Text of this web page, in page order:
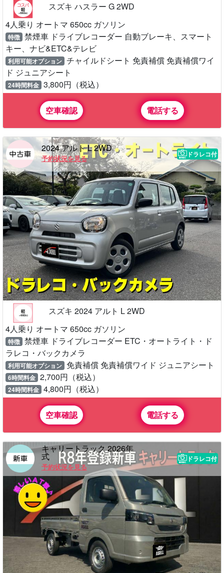
スズキ ハスラー G 2WD
4人乗り オートマ 650cc ガソリン
特徴 禁煙車 ドライブレコーダー 自動ブレーキ、スマート
キー、ナビ&ETC&テレビ
利用可能オプション チャイルドシート 免責補償 免責補償ワイ
ド ジュニアシート
24時間料金 3,800円（税込）
空車確認 電話する
2024 アルト L 2WD
予約状況を見る
ドラレコ付
スズキ 2024 アルト L 2WD
4人乗り オートマ 650cc ガソリン
特徴 禁煙車 ドライブレコーダー ETC・オートライト・ド
ラレコ・バックカメラ
利用可能オプション 免責補償 免責補償ワイド ジュニアシート
6時間料金 2,700円（税込）
24時間料金 4,800円（税込）
空車確認 電話する
キャリートラック 2026年
式
予約状況を見る
ドラレコ付